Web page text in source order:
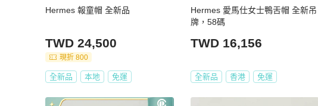
Hermes 報童帽 全新品
TWD 24,500
現折 800
全新品 本地 免運
Hermes 愛馬仕女士鴨舌帽 全新吊
牌，58碼
TWD 16,156
全新品 香港 免運